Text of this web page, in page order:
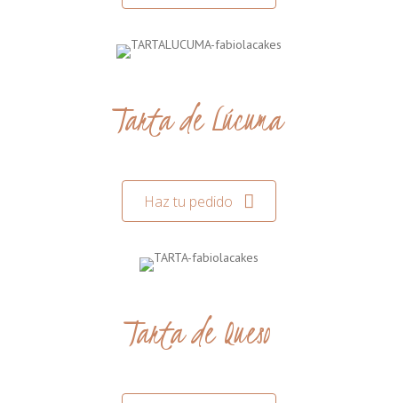
Tarta de Lúcuma
Haz tu pedido
Tarta de Queso